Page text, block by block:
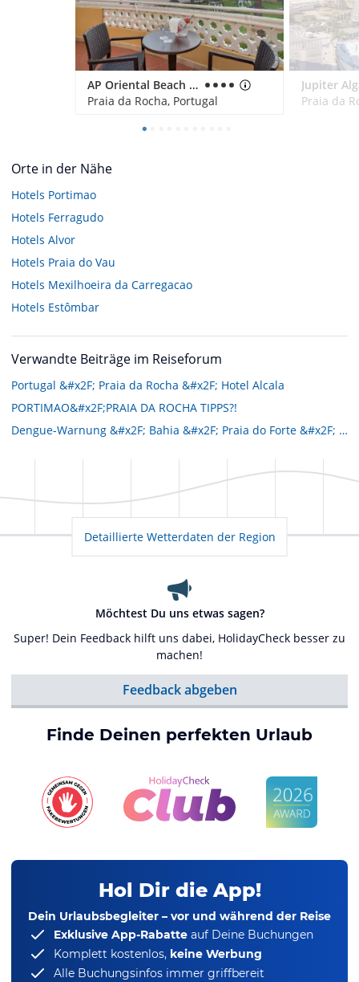
AP Oriental Beach - Adults Friendly
Praia da Rocha, Portugal
Praia da
Orte in der Nähe
Hotels Portimao
Hotels Ferragudo
Hotels Alvor
Hotels Praia do Vau
Hotels Mexilhoeira da Carregacao
Hotels Estômbar
Verwandte Beiträge im Reiseforum
Portugal &#x2F; Praia da Rocha &#x2F; Hotel Alcala
PORTIMAO&#x2F;PRAIA DA ROCHA TIPPS?!
Dengue-Warnung &#x2F; Bahia &#x2F; Praia do Forte &#x2F; Hotel Iberostar
Detaillierte Wetterdaten der Region
Möchtest Du uns etwas sagen?
Super! Dein Feedback hilft uns dabei, HolidayCheck besser zu
machen!
Feedback abgeben
Finde Deinen perfekten Urlaub
Hol Dir die App!
Dein Urlaubsbegleiter – vor und während der Reise
Exklusive App-Rabatte auf Deine Buchungen
Komplett kostenlos, keine Werbung
Alle Buchungsinfos immer griffbereit